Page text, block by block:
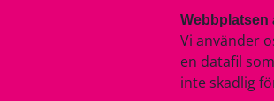
Webbplatsen
Vi använder
en datafil
inte skadlig